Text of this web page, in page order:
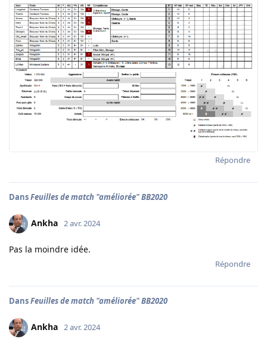
Répondre
DansFeuilles de match "améliorée" BB2020
Ankha 2 avr. 2024
Pas la moindre idée.
Répondre
DansFeuilles de match "améliorée" BB2020
Ankha 2 avr. 2024